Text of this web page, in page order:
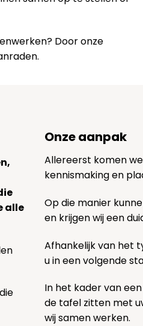
Door onze
alle
Onze aanpak
Allereerst komen
kennismaking en
Op die manier
en krijgen wij een
Afhankelijk van het
u in een volgende
In het kader van
de tafel zitten met
wij samen werken.